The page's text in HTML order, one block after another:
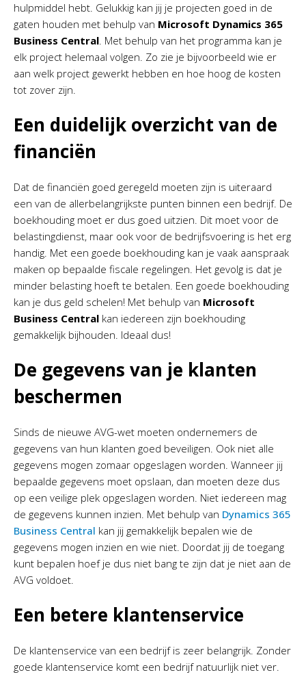
hulpmiddel hebt. Gelukkig kan jij je projecten goed in de
gaten houden met behulp van Microsoft Dynamics 365
Business Central. Met behulp van het programma kan je
elk project helemaal volgen. Zo zie je bijvoorbeeld wie er
aan welk project gewerkt hebben en hoe hoog de kosten
tot zover zijn.
Een duidelijk overzicht van de
financiën
Dat de financiën goed geregeld moeten zijn is uiteraard
een van de allerbelangrijkste punten binnen een bedrijf. De
boekhouding moet er dus goed uitzien. Dit moet voor de
belastingdienst, maar ook voor de bedrijfsvoering is het erg
handig. Met een goede boekhouding kan je vaak aanspraak
maken op bepaalde fiscale regelingen. Het gevolg is dat je
minder belasting hoeft te betalen. Een goede boekhouding
kan je dus geld schelen! Met behulp van Microsoft
Business Central kan iedereen zijn boekhouding
gemakkelijk bijhouden. Ideaal dus!
De gegevens van je klanten
beschermen
Sinds de nieuwe AVG-wet moeten ondernemers de
gegevens van hun klanten goed beveiligen. Ook niet alle
gegevens mogen zomaar opgeslagen worden. Wanneer jij
bepaalde gegevens moet opslaan, dan moeten deze dus
op een veilige plek opgeslagen worden. Niet iedereen mag
de gegevens kunnen inzien. Met behulp van Dynamics 365
Business Central kan jij gemakkelijk bepalen wie de
gegevens mogen inzien en wie niet. Doordat jij de toegang
kunt bepalen hoef je dus niet bang te zijn dat je niet aan de
AVG voldoet.
Een betere klantenservice
De klantenservice van een bedrijf is zeer belangrijk. Zonder
goede klantenservice komt een bedrijf natuurlijk niet ver.